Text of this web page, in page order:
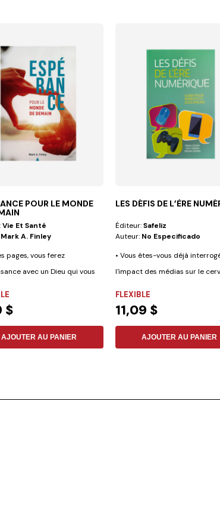
POUR LE MONDE
Vie Et Santé
Mark A. Finley
pages, vous ferez
avec un Dieu qui vous
$
AJOUTER AU PANIER
LES DÉFIS DE L’ÈRE
Éditeur:Safeliz
Auteur: No Especificado
• Vous êtes-vous déjà
l'impact des médias sur le
FLEXIBLE
11,09 $
AJOUTER AU PANIER